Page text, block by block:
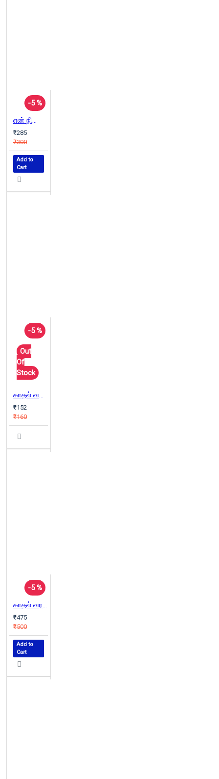
-5 %
என் நினைவில் சே
₹285
₹300
Add to
Cart
-5 %
Out
Of
Stock
காதல் வழிச் சாலை
₹152
₹160
-5 %
காதல் வரலாறு
₹475
₹500
Add to
Cart